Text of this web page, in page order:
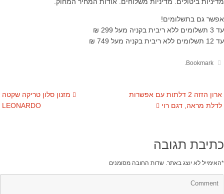
מדיניות ביטולים. מדיניות משלוחים. אודות המחיר המחוק.
אפשר גם בתשלומים!
עד 3 תשלומים ללא ריבית בקניה מעל 299 ₪
עד 12 תשלומים ללא ריבית בקניה מעל 749 ₪
Bookmark
מזנון סלון טריקה שקטה
LEONARDO
ארון הזזה 2 דלתות עם אפשרות
לדלת מראה, דגם רוי
כתיבת תגובה
האימייל לא יוצג באתר. שדות החובה מסומנים *